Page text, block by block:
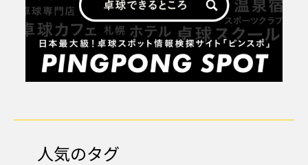
人気のタグ